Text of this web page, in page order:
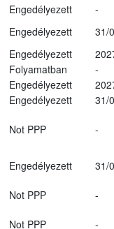
Engedélyezett
-
Engedélyezett
31/
Engedélyezett
Folyamatban
-
Engedélyezett
Engedélyezett
31/
Not PPP -
Engedélyezett
31/
Not PPP
-
Not PPP
-